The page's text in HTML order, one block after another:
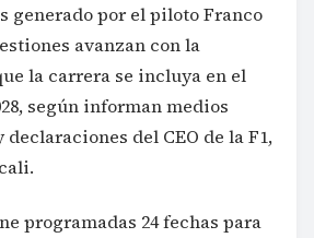
generado por el piloto Franco
avanzan con la
la carrera se incluya en el
según informan medios
del CEO de la F1,
programadas 24 fechas para